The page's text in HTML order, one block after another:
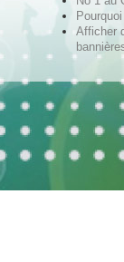
Afficher